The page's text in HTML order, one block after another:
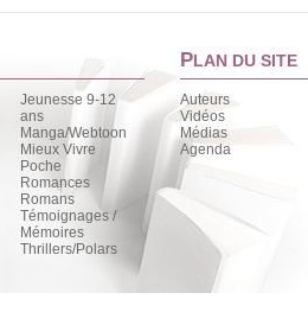
Jeunesse 9-12
ans
Manga/Webtoon
Mieux Vivre
Poche
Romances
Romans
Témoignages /
Mémoires
Thrillers/Polars
PLAN DU SITE
Auteurs
Vidéos
Médias
Agenda